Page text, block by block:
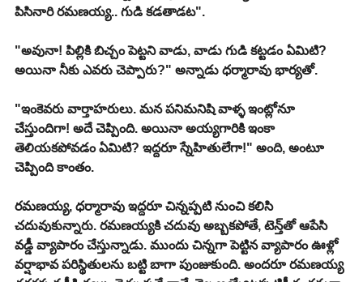
పిసినారి రమణయ్య.. గుడి కడతాడట".
"అవునా! పిల్లికి బిచ్చం పెట్టని వాడు, వాడు గుడి కట్టడం ఏమిటి?
అయినా నీకు ఎవరు చెప్పారు?" అన్నాడు ధర్మారావు భార్యతో.
"ఇంకెవరు వార్తాహరులు. మన పనిమనిషి వాళ్ళ ఇంట్లోనూ
చేస్తుందిగా! అదే చెప్పింది. అయినా అయ్యగారికి ఇంకా
తెలియకపోవడం ఏమిటి? ఇద్దరూ స్నేహితులేగా!" అంది, అంటూ
చెప్పింది కాంతం.
రమణయ్య, ధర్మారావు ఇద్దరూ చిన్నప్పటి నుంచి కలిసి
చదువుకున్నారు. రమణయ్యకి చదువు అబ్బకపోతే, టెన్త్‌తో ఆపేసి
వడ్డీ వ్యాపారం చేస్తున్నాడు. ముందు చిన్నగా పెట్టిన వ్యాపారం ఊళ్లో
వర్షాభావ పరిస్థితులను బట్టి బాగా పుంజుకుంది. అందరూ రమణయ్య